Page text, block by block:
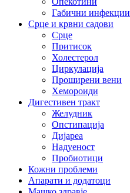
Габични инфекции
Срце и крвни садови
Срце
Притисок
Холестерол
Циркулација
Проширени вени
Хемороиди
Дигестивен тракт
Желудник
Опстипација
Дијареа
Надуеност
Пробиотици
Кожни проблеми
Апарати и додатоци